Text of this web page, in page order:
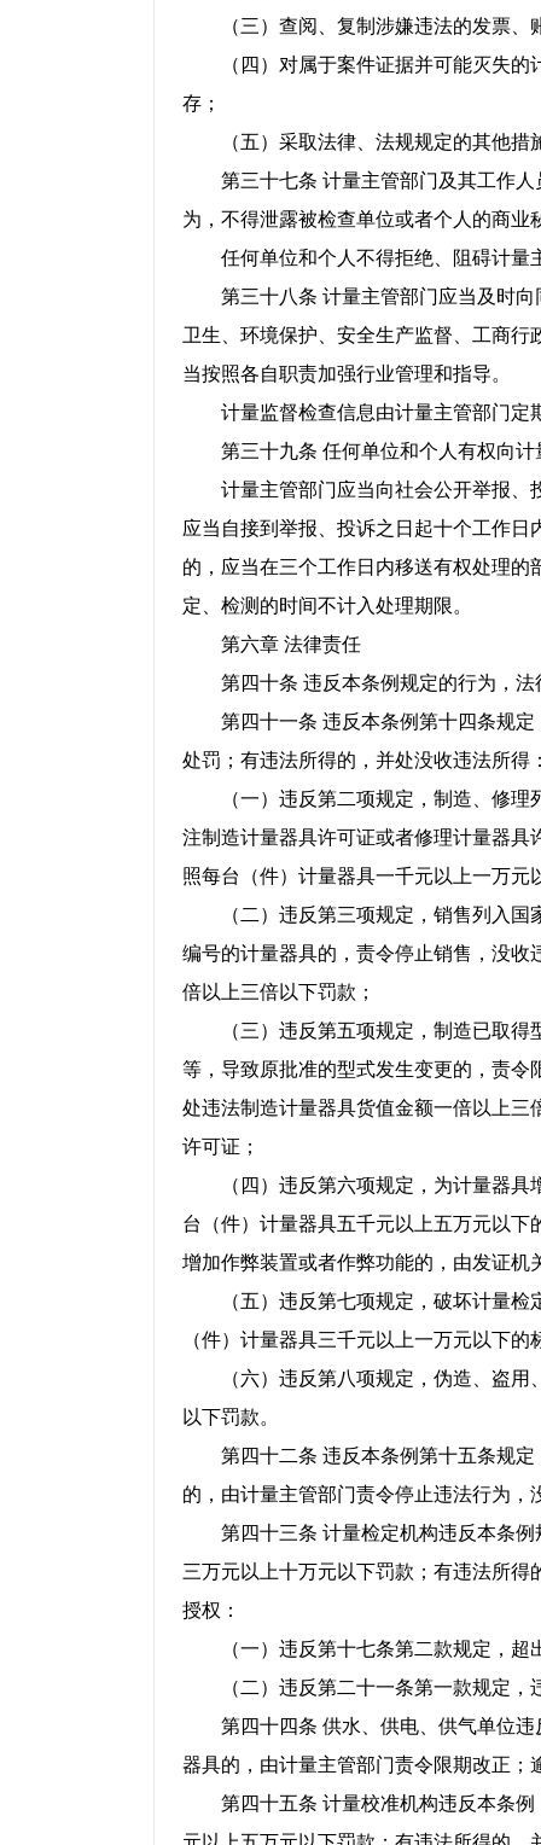
（三）查阅、复制涉嫌违法的发票、
（四）对属于案件证据并可能灭失的
存；
（五）采取法律、法规规定的其他措
第三十七条 计量主管部门及其工作人
为，不得泄露被检查单位或者个人的商
任何单位和个人不得拒绝、阻碍计量
第三十八条 计量主管部门应当及时向
卫生、环境保护、安全生产监督、工商
当按照各自职责加强行业管理和指导。
计量监督检查信息由计量主管部门定
第三十九条 任何单位和个人有权向计
计量主管部门应当向社会公开举报、
应当自接到举报、投诉之日起十个工作
的，应当在三个工作日内移送有权处理
定、检测的时间不计入处理期限。
第六章 法律责任
第四十条 违反本条例规定的行为，法
第四十一条 违反本条例第十四条规定
处罚；有违法所得的，并处没收违法所得
（一）违反第二项规定，制造、修理
注制造计量器具许可证或者修理计量器
照每台（件）计量器具一千元以上一万元
（二）违反第三项规定，销售列入国
编号的计量器具的，责令停止销售，没
倍以上三倍以下罚款；
（三）违反第五项规定，制造已取得
等，导致原批准的型式发生变更的，责
处违法制造计量器具货值金额一倍以上
许可证；
（四）违反第六项规定，为计量器具
台（件）计量器具五千元以上五万元以
增加作弊装置或者作弊功能的，由发证
（五）违反第七项规定，破坏计量检
（件）计量器具三千元以上一万元以下的
（六）违反第八项规定，伪造、盗用
以下罚款。
第四十二条 违反本条例第十五条规定
的，由计量主管部门责令停止违法行为
第四十三条 计量检定机构违反本条例
三万元以上十万元以下罚款；有违法所
授权：
（一）违反第十七条第二款规定，超
（二）违反第二十一条第一款规定，
第四十四条 供水、供电、供气单位违
器具的，由计量主管部门责令限期改正
第四十五条 计量校准机构违反本条例